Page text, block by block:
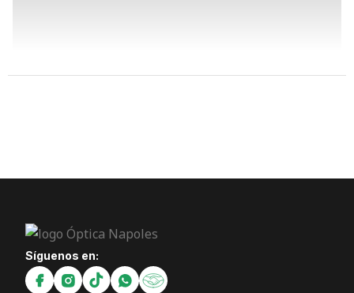
Síguenos en: